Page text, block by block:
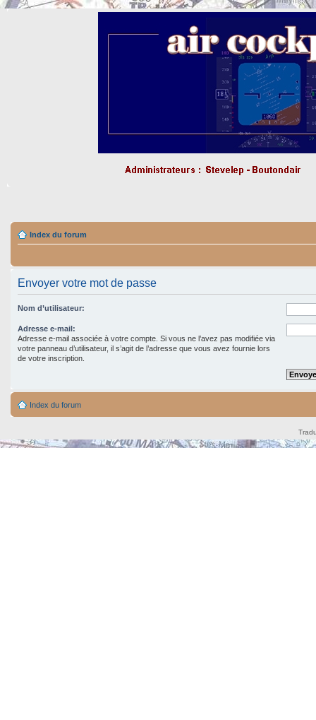
Index du forum
Envoyer votre mot de passe
Nom d’utilisateur:
Adresse e-mail:
Adresse e-mail associée à votre compte. Si vous ne l’avez pas modifiée via
votre panneau d’utilisateur, il s’agit de l’adresse que vous avez fournie lors
de votre inscription.
Index du forum